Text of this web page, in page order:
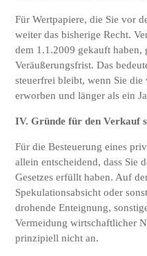
Für Wertpapiere, die Sie vor
weiter das bisherige Recht.
dem 1.1.2009 gekauft haben,
Veräußerungsfrist. Das
steuerfrei bleibt, wenn Sie
erworben und länger als ein
IV. Gründe für den Verkauf
Für die Besteuerung eines
allein entscheidend, dass Sie
Gesetzes erfüllt haben. Auf
Spekulationsabsicht oder
drohende Enteignung,
Vermeidung wirtschaftlicher
prinzipiell nicht an.